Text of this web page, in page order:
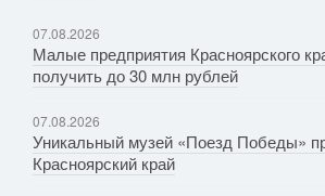
07.08.2026
Малые предприятия Красноярского
получить до 30 млн рублей
07.08.2026
Уникальный музей «Поезд Победы»
Красноярский край